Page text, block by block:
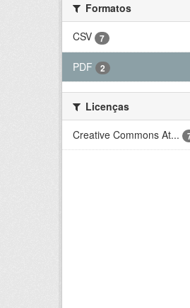
Formatos
CSV
7
PDF 2
Licenças
Creative Commons At...